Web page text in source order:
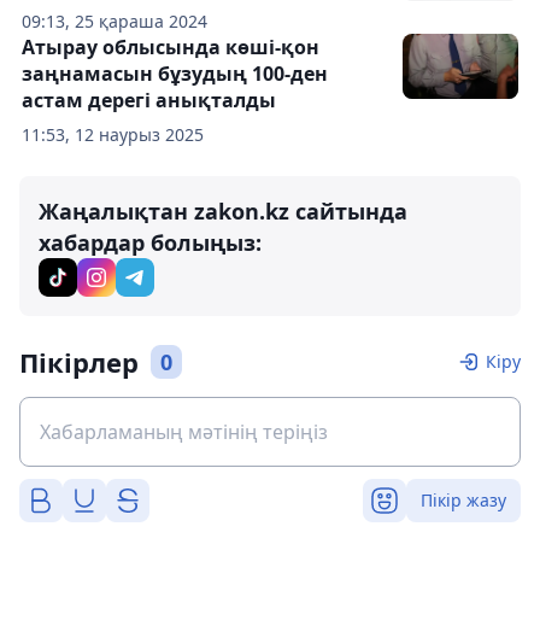
09:13, 25 қараша 2024
11:53, 12 наурыз 2025
Атырау облысында көші-қон
заңнамасын бұзудың 100-ден
астам дерегі анықталды
Жаңалықтан zakon.kz сайтында
хабардар болыңыз:
Пікірлер 0 Кіру
Пікір жазу